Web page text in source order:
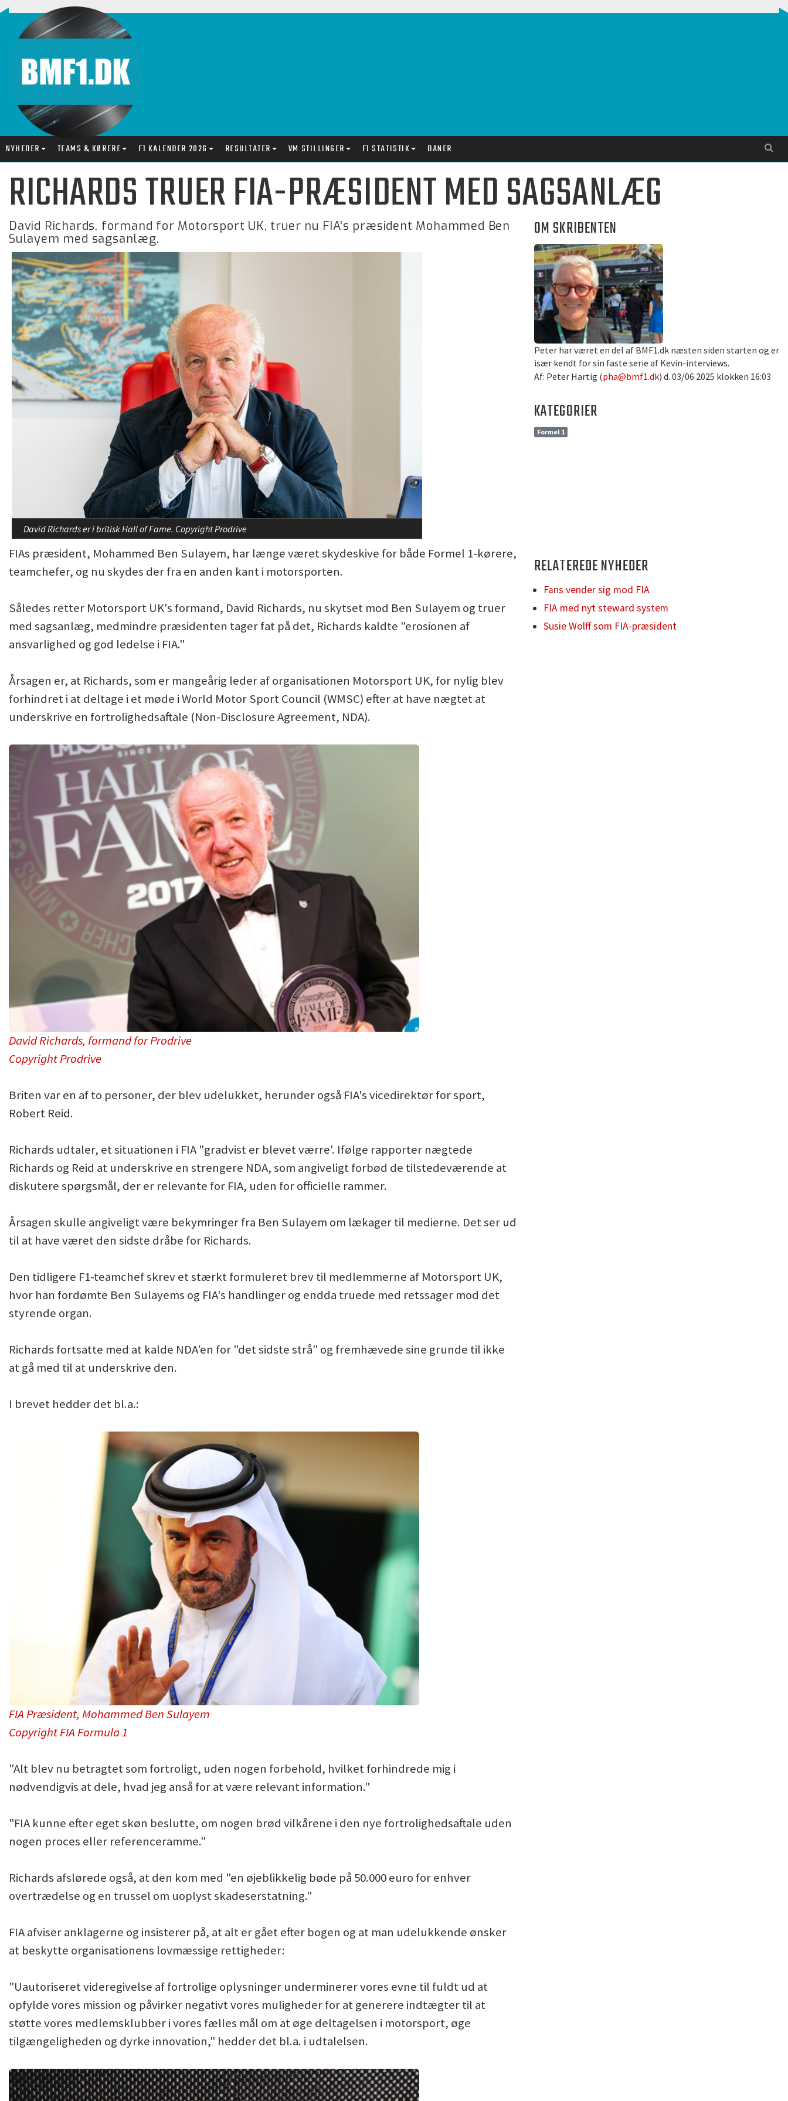
NYHEDER TEAMS & KØRERE F1 KALENDER 2026 RESULTATER VM STILLINGER F1 STATISTIK BANER
RICHARDS TRUER FIA-PRÆSIDENT MED SAGSANLÆG
David Richards, formand for Motorsport UK, truer nu FIA's præsident Mohammed Ben
Sulayem med sagsanlæg.
David Richards er i britisk Hall of Fame. Copyright Prodrive
OM SKRIBENTEN
Peter har været en del af BMF1.dk næsten siden starten og er
især kendt for sin faste serie af Kevin-interviews.
Af: Peter Hartig (pha@bmf1.dk) d. 03/06 2025 klokken 16:03
KATEGORIER
Formel 1
FIAs præsident, Mohammed Ben Sulayem, har længe været skydeskive for både Formel 1-kørere,
teamchefer, og nu skydes der fra en anden kant i motorsporten.
Således retter Motorsport UK's formand, David Richards, nu skytset mod Ben Sulayem og truer
med sagsanlæg, medmindre præsidenten tager fat på det, Richards kaldte "erosionen af
ansvarlighed og god ledelse i FIA."
Årsagen er, at Richards, som er mangeårig leder af organisationen Motorsport UK, for nylig blev
forhindret i at deltage i et møde i World Motor Sport Council (WMSC) efter at have nægtet at
underskrive en fortrolighedsaftale (Non-Disclosure Agreement, NDA).
David Richards, formand for Prodrive
Copyright Prodrive
Briten var en af to personer, der blev udelukket, herunder også FIA's vicedirektør for sport,
Robert Reid.
Richards udtaler, et situationen i FIA "gradvist er blevet værre'. Ifølge rapporter nægtede
Richards og Reid at underskrive en strengere NDA, som angiveligt forbød de tilstedeværende at
diskutere spørgsmål, der er relevante for FIA, uden for officielle rammer.
Årsagen skulle angiveligt være bekymringer fra Ben Sulayem om lækager til medierne. Det ser ud
til at have været den sidste dråbe for Richards.
Den tidligere F1-teamchef skrev et stærkt formuleret brev til medlemmerne af Motorsport UK,
hvor han fordømte Ben Sulayems og FIA's handlinger og endda truede med retssager mod det
styrende organ.
Richards fortsatte med at kalde NDA'en for "det sidste strå" og fremhævede sine grunde til ikke
at gå med til at underskrive den.
I brevet hedder det bl.a.:
FIA Præsident, Mohammed Ben Sulayem
Copyright FIA Formula 1
"Alt blev nu betragtet som fortroligt, uden nogen forbehold, hvilket forhindrede mig i
nødvendigvis at dele, hvad jeg anså for at være relevant information."
"FIA kunne efter eget skøn beslutte, om nogen brød vilkårene i den nye fortrolighedsaftale uden
nogen proces eller referenceramme."
Richards afslørede også, at den kom med "en øjeblikkelig bøde på 50.000 euro for enhver
overtrædelse og en trussel om uoplyst skadeserstatning."
FIA afviser anklagerne og insisterer på, at alt er gået efter bogen og at man udelukkende ønsker
at beskytte organisationens lovmæssige rettigheder:
"Uautoriseret videregivelse af fortrolige oplysninger underminerer vores evne til fuldt ud at
opfylde vores mission og påvirker negativt vores muligheder for at generere indtægter til at
støtte vores medlemsklubber i vores fælles mål om at øge deltagelsen i motorsport, øge
tilgængeligheden og dyrke innovation," hedder det bl.a. i udtalelsen.
RELATEREDE NYHEDER
Fans vender sig mod FIA
FIA med nyt steward system
Susie Wolff som FIA-præsident